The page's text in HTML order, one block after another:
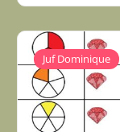
Juf Dominique